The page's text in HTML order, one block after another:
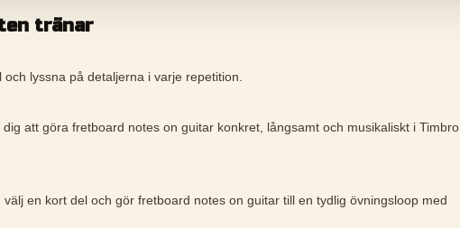
tränar
lyssna på detaljerna i varje repetition.
att göra fretboard notes on guitar konkret, långsamt och musikaliskt i Timbro
välj en kort del och gör fretboard notes on guitar till en tydlig övningsloop med